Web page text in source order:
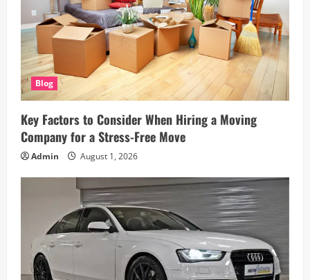
Blog
Key Factors to Consider When Hiring a Moving
Company for a Stress-Free Move
Admin August 1, 2026